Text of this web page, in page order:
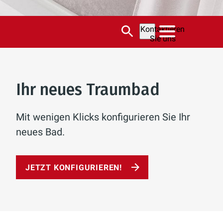
Kontaktieren
Sie uns
Ihr neues Traumbad
Mit wenigen Klicks konfigurieren Sie Ihr
neues Bad.
JETZT KONFIGURIEREN!